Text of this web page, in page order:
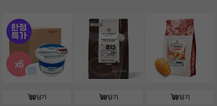
담기 담기 담기